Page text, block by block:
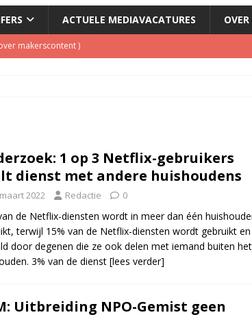
ACTUELE MEDIAVACATURES
makerscontent)
#13): 11 augustus Wenen, 15 september Hilversum, Twee
wil wel naast Mattie Valk iedere ochtend op Qmusic,
veiligheid
1 op 3 Netflix-gebruikers
dienst met andere huishoudens
2022 Redactie 0
de Netflix-diensten wordt in meer dan één
terwijl 15% van de Netflix-diensten wordt gebruikt en
door degenen die ze ook delen met iemand buiten het
3% van de dienst [lees verder]
Uitbreiding NPO-Gemist geen